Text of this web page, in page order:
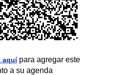
aquípara agregar este
a su agenda